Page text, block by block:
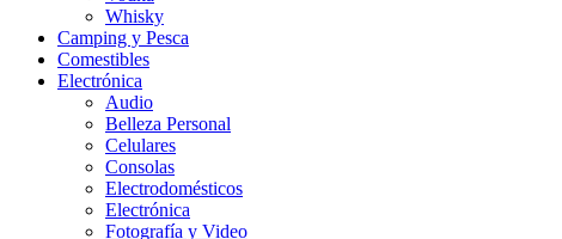
Whisky
Camping y Pesca
Comestibles
Electrónica
Audio
Belleza Personal
Celulares
Consolas
Electrodomésticos
Electrónica
Fotografía y Video